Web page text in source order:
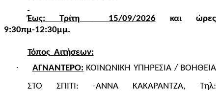
Έως: Τρίτη 15/09/2026
και ώρες
9:30πμ-12:30μμ.
Τόπος Αιτήσεων:
· ΑΓΝΑΝΤΕΡΟ: ΚΟΙΝΩΝΙΚΗ ΥΠΗΡΕΣΙΑ / ΒΟΗΘΕΙΑ
ΣΤΟ ΣΠΙΤΙ: -ΑΝΝΑ ΚΑΚΑΡΑΝΤΖΑ, Τηλ: